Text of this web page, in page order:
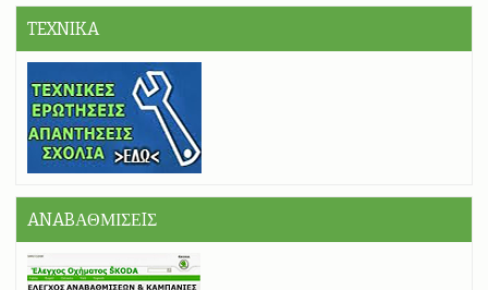
TEXNIKA
ANABΑΘΜΙΣΕIΣ